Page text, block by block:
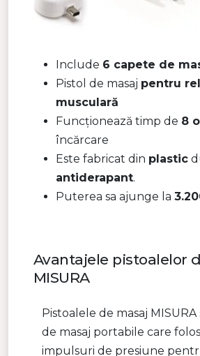
Include 6 capete de
Pistol de masaj pentru
musculară
Funcționează timp de 8
încărcare
Este fabricat din plastic
antiderapant.
Puterea sa ajunge la
Avantajele pistoalelor
MISURA
Pistoalele de masaj
de masaj portabile care
impulsuri de presiune